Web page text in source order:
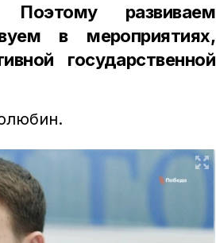
Поэтому развиваем
в мероприятиях,
государственной